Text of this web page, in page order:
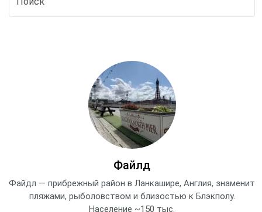
Файлд
Файдл — прибрежный район в Ланкашире, Англия, знаменит
пляжами, рыболовством и близостью к Блэкполу.
Население ~150 тыс.